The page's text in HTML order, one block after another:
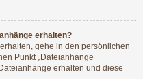
erhalten?
gehe in den persönlichen
Punkt „Dateianhänge
erhalten und diese